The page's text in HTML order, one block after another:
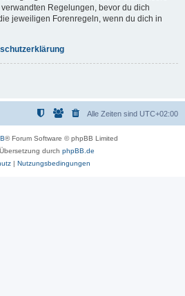
Regelungen, bevor du dich
jeweiligen Forenregeln, wenn du dich in
Alle Zeiten sind UTC+02:00
® Forum Software © phpBB Limited
durch phpBB.de
| Nutzungsbedingungen